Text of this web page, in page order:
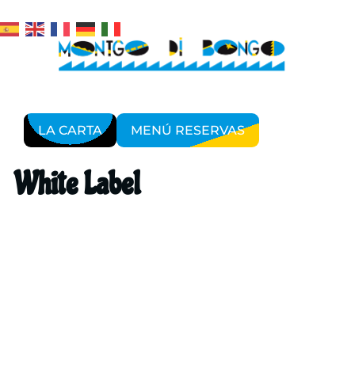
LA CARTA MENÚ RESERVAS
White Label